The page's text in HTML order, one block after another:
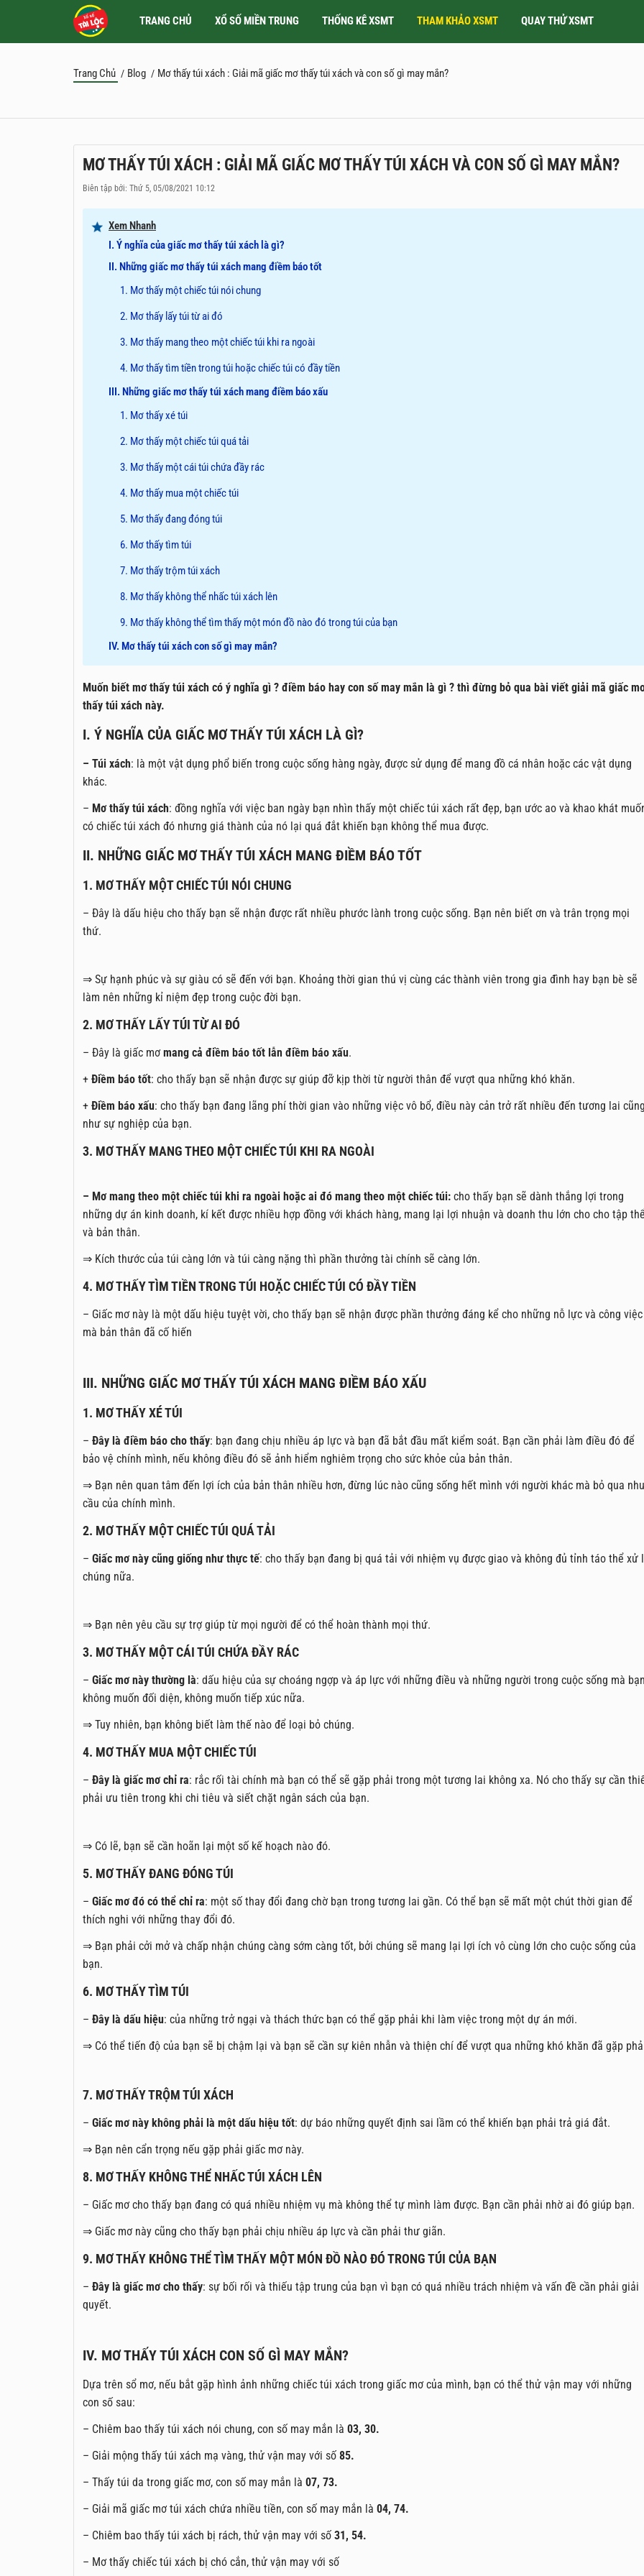
TRANG CHỦ XỔ SỐ MIỀN TRUNG THỐNG KÊ XSMT THAM KHẢO XSMT QUAY THỬ XSMT
Trang Chủ / Blog / Mơ thấy túi xách : Giải mã giấc mơ thấy túi xách và con số gì may mắn?
MƠ THẤY TÚI XÁCH : GIẢI MÃ GIẤC MƠ THẤY TÚI XÁCH VÀ CON SỐ GÌ MAY MẮN?
Biên tập bởi: Thứ 5, 05/08/2021 10:12
Xem Nhanh
I. Ý nghĩa của giấc mơ thấy túi xách là gì?
II. Những giấc mơ thấy túi xách mang điềm báo tốt
1. Mơ thấy một chiếc túi nói chung
2. Mơ thấy lấy túi từ ai đó
3. Mơ thấy mang theo một chiếc túi khi ra ngoài
4. Mơ thấy tìm tiền trong túi hoặc chiếc túi có đầy tiền
III. Những giấc mơ thấy túi xách mang điềm báo xấu
1. Mơ thấy xé túi
2. Mơ thấy một chiếc túi quá tải
3. Mơ thấy một cái túi chứa đầy rác
4. Mơ thấy mua một chiếc túi
5. Mơ thấy đang đóng túi
6. Mơ thấy tìm túi
7. Mơ thấy trộm túi xách
8. Mơ thấy không thể nhấc túi xách lên
9. Mơ thấy không thể tìm thấy một món đồ nào đó trong túi của bạn
IV. Mơ thấy túi xách con số gì may mắn?
Muốn biết mơ thấy túi xách có ý nghĩa gì ? điềm báo hay con số may mắn là gì ? thì đừng bỏ qua bài viết giải mã giấc
thấy túi xách này.
I. Ý NGHĨA CỦA GIẤC MƠ THẤY TÚI XÁCH LÀ GÌ?
– Túi xách: là một vật dụng phổ biến trong cuộc sống hàng ngày, được sử dụng để mang đồ cá nhân hoặc các vật dụng
khác.
– Mơ thấy túi xách: đồng nghĩa với việc ban ngày bạn nhìn thấy một chiếc túi xách rất đẹp, bạn ước ao và khao khát
có chiếc túi xách đó nhưng giá thành của nó lại quá đắt khiến bạn không thể mua được.
II. NHỮNG GIẤC MƠ THẤY TÚI XÁCH MANG ĐIỀM BÁO TỐT
1. MƠ THẤY MỘT CHIẾC TÚI NÓI CHUNG
– Đây là dấu hiệu cho thấy bạn sẽ nhận được rất nhiều phước lành trong cuộc sống. Bạn nên biết ơn và trân trọng mọi
thứ.
⇒ Sự hạnh phúc và sự giàu có sẽ đến với bạn. Khoảng thời gian thú vị cùng các thành viên trong gia đình hay bạn bè sẽ
làm nên những kỉ niệm đẹp trong cuộc đời bạn.
2. MƠ THẤY LẤY TÚI TỪ AI ĐÓ
– Đây là giấc mơ mang cả điềm báo tốt lẫn điềm báo xấu.
+ Điềm báo tốt: cho thấy bạn sẽ nhận được sự giúp đỡ kịp thời từ người thân để vượt qua những khó khăn.
+ Điềm báo xấu: cho thấy bạn đang lãng phí thời gian vào những việc vô bổ, điều này cản trở rất nhiều đến tương lai
như sự nghiệp của bạn.
3. MƠ THẤY MANG THEO MỘT CHIẾC TÚI KHI RA NGOÀI
– Mơ mang theo một chiếc túi khi ra ngoài hoặc ai đó mang theo một chiếc túi: cho thấy bạn sẽ dành thắng lợi trong
những dự án kinh doanh, kí kết được nhiều hợp đồng với khách hàng, mang lại lợi nhuận và doanh thu lớn cho cho tập
và bản thân.
⇒ Kích thước của túi càng lớn và túi càng nặng thì phần thưởng tài chính sẽ càng lớn.
4. MƠ THẤY TÌM TIỀN TRONG TÚI HOẶC CHIẾC TÚI CÓ ĐẦY TIỀN
– Giấc mơ này là một dấu hiệu tuyệt vời, cho thấy bạn sẽ nhận được phần thưởng đáng kể cho những nỗ lực và công việc
mà bản thân đã cố hiến
III. NHỮNG GIẤC MƠ THẤY TÚI XÁCH MANG ĐIỀM BÁO XẤU
1. MƠ THẤY XÉ TÚI
– Đây là điềm báo cho thấy: bạn đang chịu nhiều áp lực và bạn đã bắt đầu mất kiểm soát. Bạn cần phải làm điều đó để
bảo vệ chính mình, nếu không điều đó sẽ ảnh hiểm nghiêm trọng cho sức khỏe của bản thân.
⇒ Bạn nên quan tâm đến lợi ích của bản thân nhiều hơn, đừng lúc nào cũng sống hết mình với người khác mà bỏ qua nhu
cầu của chính mình.
2. MƠ THẤY MỘT CHIẾC TÚI QUÁ TẢI
– Giấc mơ này cũng giống như thực tế: cho thấy bạn đang bị quá tải với nhiệm vụ được giao và không đủ tỉnh táo thể xử
chúng nữa.
⇒ Bạn nên yêu cầu sự trợ giúp từ mọi người để có thể hoàn thành mọi thứ.
3. MƠ THẤY MỘT CÁI TÚI CHỨA ĐẦY RÁC
– Giấc mơ này thường là: dấu hiệu của sự choáng ngợp và áp lực với những điều và những người trong cuộc sống mà
không muốn đối diện, không muốn tiếp xúc nữa.
⇒ Tuy nhiên, bạn không biết làm thế nào để loại bỏ chúng.
4. MƠ THẤY MUA MỘT CHIẾC TÚI
– Đây là giấc mơ chỉ ra: rắc rối tài chính mà bạn có thể sẽ gặp phải trong một tương lai không xa. Nó cho thấy sự cần
phải ưu tiên trong khi chi tiêu và siết chặt ngân sách của bạn.
⇒ Có lẽ, bạn sẽ cần hoãn lại một số kế hoạch nào đó.
5. MƠ THẤY ĐANG ĐÓNG TÚI
– Giấc mơ đó có thể chỉ ra: một số thay đổi đang chờ bạn trong tương lai gần. Có thể bạn sẽ mất một chút thời gian để
thích nghi với những thay đổi đó.
⇒ Bạn phải cởi mở và chấp nhận chúng càng sớm càng tốt, bởi chúng sẽ mang lại lợi ích vô cùng lớn cho cuộc sống của
bạn.
6. MƠ THẤY TÌM TÚI
– Đây là dấu hiệu: của những trở ngại và thách thức bạn có thể gặp phải khi làm việc trong một dự án mới.
⇒ Có thể tiến độ của bạn sẽ bị chậm lại và bạn sẽ cần sự kiên nhẫn và thiện chí để vượt qua những khó khăn đã gặp
7. MƠ THẤY TRỘM TÚI XÁCH
– Giấc mơ này không phải là một dấu hiệu tốt: dự báo những quyết định sai lầm có thể khiến bạn phải trả giá đắt.
⇒ Bạn nên cẩn trọng nếu gặp phải giấc mơ này.
8. MƠ THẤY KHÔNG THỂ NHẤC TÚI XÁCH LÊN
– Giấc mơ cho thấy bạn đang có quá nhiều nhiệm vụ mà không thể tự mình làm được. Bạn cần phải nhờ ai đó giúp bạn.
⇒ Giấc mơ này cũng cho thấy bạn phải chịu nhiều áp lực và cần phải thư giãn.
9. MƠ THẤY KHÔNG THỂ TÌM THẤY MỘT MÓN ĐỒ NÀO ĐÓ TRONG TÚI CỦA BẠN
– Đây là giấc mơ cho thấy: sự bối rối và thiếu tập trung của bạn vì bạn có quá nhiều trách nhiệm và vấn đề cần phải giải
quyết.
IV. MƠ THẤY TÚI XÁCH CON SỐ GÌ MAY MẮN?
Dựa trên sổ mơ, nếu bắt gặp hình ảnh những chiếc túi xách trong giấc mơ của mình, bạn có thể thử vận may với những
con số sau:
– Chiêm bao thấy túi xách nói chung, con số may mắn là 03, 30.
– Giải mộng thấy túi xách mạ vàng, thử vận may với số 85.
– Thấy túi da trong giấc mơ, con số may mắn là 07, 73.
– Giải mã giấc mơ túi xách chứa nhiều tiền, con số may mắn là 04, 74.
– Chiêm bao thấy túi xách bị rách, thử vận may với số 31, 54.
– Mơ thấy chiếc túi xách bị chó cắn, thử vận may với số